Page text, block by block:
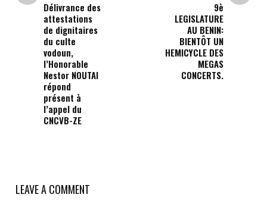
Délivrance des
attestations
de dignitaires
du culte
vodoun,
l’Honorable
Nestor NOUTAI
répond
présent à
l’appel du
CNCVB-ZE
9è
LEGISLATURE
AU BENIN:
BIENTÔT UN
HEMICYCLE DES
MEGAS
CONCERTS.
LEAVE A COMMENT